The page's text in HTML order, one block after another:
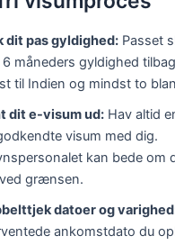
dit pas gyldighed:Passet
måneders gyldighed
til Indien og mindst to
dit e-visum ud:Hav altid
visum med dig.
kan bede om
grænsen.
datoer og
ankomstdato du